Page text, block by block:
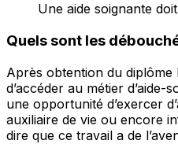
Une aide soignante
Quels sont les
Après obtention du diplôme
d’accéder au métier d’aide-
une opportunité d’exercer
auxiliaire de vie ou encore
dire que ce travail a de